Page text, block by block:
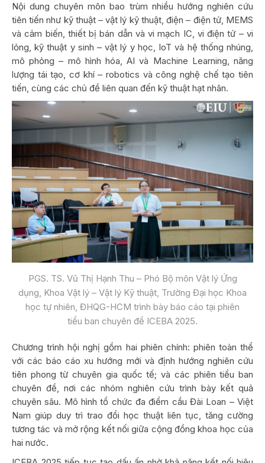
Nội dung chuyên môn bao trùm nhiều hướng nghiên cứu
tiên tiến như kỹ thuật – vật lý kỹ thuật, điện – điện tử, MEMS
và cảm biến, thiết bị bán dẫn và vi mạch IC, vi điện tử – vi
lỏng, kỹ thuật y sinh – vật lý y học, IoT và hệ thống nhúng,
mô phỏng – mô hình hóa, AI và Machine Learning, năng
lượng tái tạo, cơ khí – robotics và công nghệ chế tạo tiên
tiến, cùng các chủ đề liên quan đến kỹ thuật hạt nhân.
PGS. TS. Vũ Thị Hạnh Thu – Phó Bộ môn Vật lý Ứng
dụng, Khoa Vật lý – Vật lý Kỹ thuật, Trường Đại học Khoa
học tự nhiên, ĐHQG-HCM trình bày báo cáo tại phiên
tiểu ban chuyên đề ICEBA 2025.
Chương trình hội nghị gồm hai phiên chính: phiên toàn thể
với các báo cáo xu hướng mới và định hướng nghiên cứu
tiên phong từ chuyên gia quốc tế; và các phiên tiểu ban
chuyên đề, nơi các nhóm nghiên cứu trình bày kết quả
chuyên sâu. Mô hình tổ chức đa điểm cầu Đài Loan – Việt
Nam giúp duy trì trao đổi học thuật liên tục, tăng cường
tương tác và mở rộng kết nối giữa cộng đồng khoa học của
hai nước.